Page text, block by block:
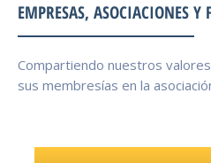
EMPRESAS, ASOCIACIONES Y
Compartiendo nuestros
sus membresías en la